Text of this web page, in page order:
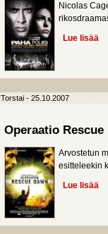
Nicolas
Lue lisää
Torstai - 25.10.2007
Operaatio Rescue
Arvostetun
esitteleekin
Lue lisää